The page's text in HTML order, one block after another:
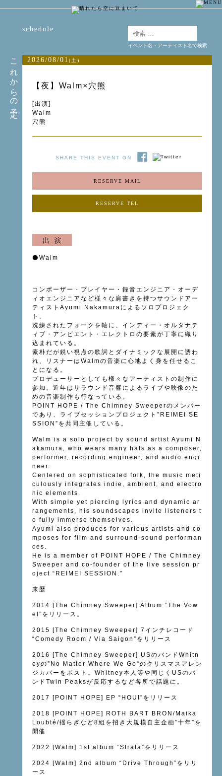
これからの予定
schedule
2026/08/01 (土)
【夜】Walm×穴熊
[出演]
Walm
穴熊
SHARE THIS EVENT ON
RESERVE MAIL
RESERVE TEL
⚫️ Walm
コンポーザー・プレイヤー・録音エンジニア・オーデ
ィオエンジニアなど様々な肩書きを持つサウンドアー
ティストAyumi Nakamuraによるソロプロジェク
ト。
洗練されたフォークを軸に、インディー・オルタナテ
ィブ・アンビエント・エレクトロの要素が丁寧に織り
込まれている。
素朴だが鋭い視点の歌詞とダイナミックな展開に誘わ
れ、リスナーはWalmの音楽に心地よく身を任せるこ
とになる。
プロデューサーとしても様々なアーティストの制作に
参加。近年はサラウンド音響によるライブや映像のた
めの音楽制作も行なっている。
POINT HOPE / The Chimney Sweeperのメンバー
であり、ライブセッションプロジェクト”REIMEI SE
SSION”を共同主催している。
Walm is a solo project by sound artist Ayumi N
akamura, who wears many hats as a composer,
performer, recording engineer, and audio engi
neer.
Centered on sophisticated folk, the music meti
culously integrates indie, ambient, and electro
nic elements.
With simple yet piercing lyrics and dynamic ar
rangements, his soundscapes invite listeners t
o fully immerse themselves.
Ayumi also produces for various artists and co
mposes for film and surround-sound performan
ces.
He is a member of POINT HOPE / The Chimney
Sweeper and co-founder of the live session pr
oject “REIMEI SESSION.”
来歴
2014 [The Chimney Sweeper] Album “The Vow
el”をリリース。
2015 [The Chimney Sweeper] 7インチレコード
“Comedy Room / Via Saigon”をリリース
2016 [The Chimney Sweeper] USのバンドWhitn
eyの”No Matter Where We Go“のクリスマスアレン
ジカバーをポスト。Whitney本人等や同じくUSのバ
ンドTwin Peaksが反応するなど各所で話題に。
2017 [POINT HOPE] EP “HOUI”をリリース
2018 [POINT HOPE] ROTH BART BRON/Maika
Loubté/揺らぎなど8組を招き大規模自主企画”十年”を
開催
2022 [Walm] 1st album “Strata”をリリース
2024 [Walm] 2nd album “Drive Through”をリリ
ース
イベント名・アーティスト名で検索